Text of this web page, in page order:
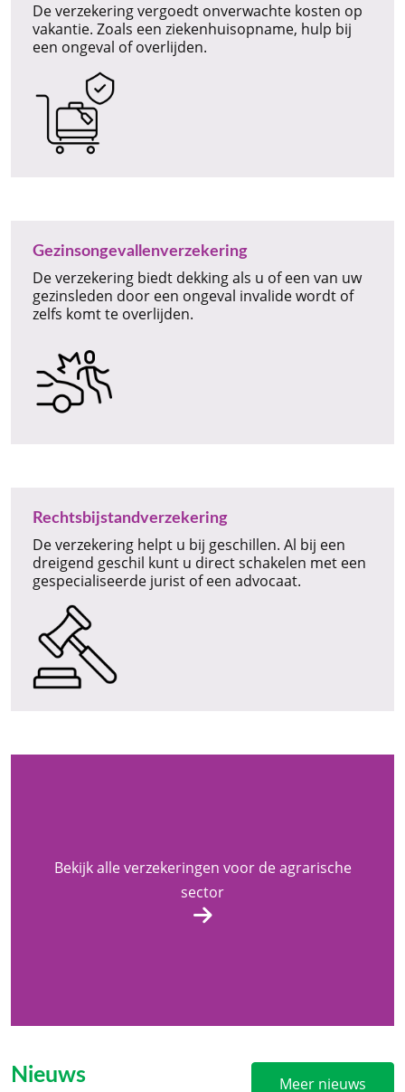
De verzekering vergoedt onverwachte kosten op
vakantie. Zoals een ziekenhuisopname, hulp bij
een ongeval of overlijden.
Gezinsongevallenverzekering
De verzekering biedt dekking als u of een van uw
gezinsleden door een ongeval invalide wordt of
zelfs komt te overlijden.
Rechtsbijstandverzekering
De verzekering helpt u bij geschillen. Al bij een
dreigend geschil kunt u direct schakelen met een
gespecialiseerde jurist of een advocaat.
Bekijk alle verzekeringen voor de agrarische
sector
Nieuws Meer nieuws